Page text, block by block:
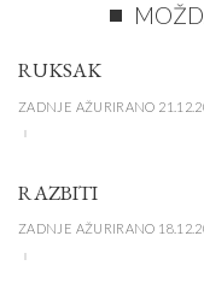
RUKSAK
ZADNJE AŽURIRANO
RAZBITI
ZADNJE AŽURIRANO